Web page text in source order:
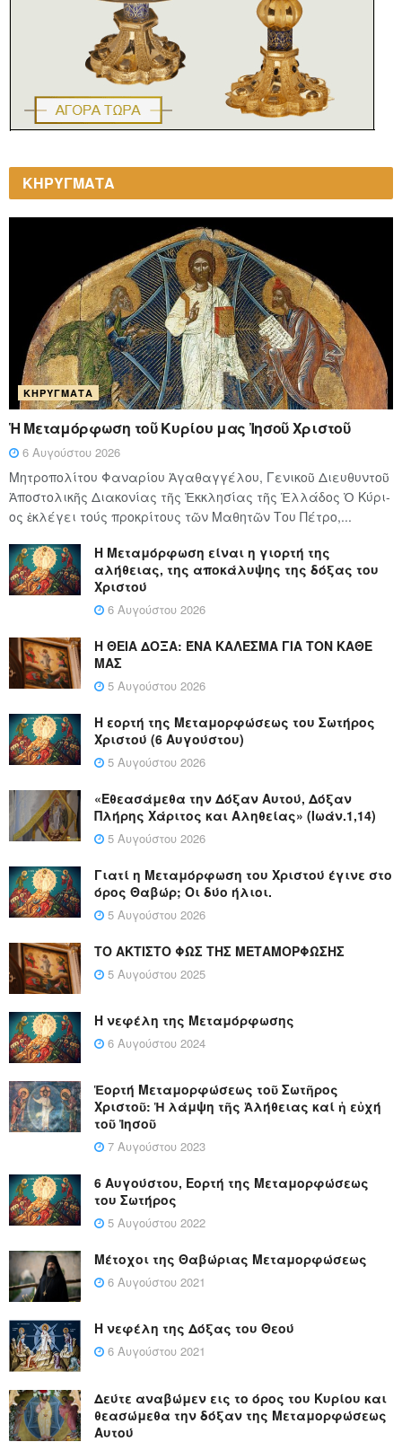
ΚΗΡΥΓΜΑΤΑ
ΚΗΡΎΓΜΑΤΑ
Ἡ Μεταμόρφωση τοῦ Κυρίου μας Ἰησοῦ Χριστοῦ
6 Αυγούστου 2026
Μητροπολίτου Φαναρίου Ἀγαθαγγέλου, Γενικοῦ Διευθυντοῦ
Ἀποστολικῆς Διακονίας τῆς Ἐκκλησίας τῆς Ἑλλάδος Ὁ Κύ­ρι­
ος ἐκλέγει τούς προ­κρί­τους τῶν Μα­θη­τῶν Του Πέ­τρο,...
Η Μεταμόρφωση είναι η γιορτή της
αλήθειας, της αποκάλυψης της δόξας του
Χριστού
6 Αυγούστου 2026
Η ΘΕΙΑ ΔΟΞΑ: ΈΝΑ ΚΑΛΕΣΜΑ ΓΙΑ ΤΟΝ ΚΑΘΕ
ΜΑΣ
5 Αυγούστου 2026
Η εορτή της Μεταμορφώσεως του Σωτήρος
Χριστού (6 Αυγούστου)
5 Αυγούστου 2026
«Εθεασάμεθα την Δόξαν Αυτού, Δόξαν
Πλήρης Χάριτος και Αληθείας» (Ιωάν.1,14)
5 Αυγούστου 2026
Γιατί η Μεταμόρφωση του Χριστού έγινε στο
όρος Θαβώρ; Οι δύο ήλιοι.
5 Αυγούστου 2026
ΤΟ ΑΚΤΙΣΤΟ ΦΩΣ ΤΗΣ ΜΕΤΑΜΟΡΦΩΣΗΣ
5 Αυγούστου 2025
Η νεφέλη της Μεταμόρφωσης
6 Αυγούστου 2024
Ἑορτή Μεταμορφώσεως τοῦ Σωτῆρος
Χριστοῦ: Ἡ λάμψη τῆς Ἀλήθειας καί ἡ εὐχή
τοῦ Ἰησοῦ
7 Αυγούστου 2023
6 Αυγούστου, Εορτή της Μεταμορφώσεως
του Σωτήρος
5 Αυγούστου 2022
Μέτοχοι της Θαβώριας Μεταμορφώσεως
6 Αυγούστου 2021
Η νεφέλη της Δόξας του Θεού
6 Αυγούστου 2021
Δεύτε αναβώμεν εις το όρος του Κυρίου και
θεασώμεθα την δόξαν της Μεταμορφώσεως
Αυτού